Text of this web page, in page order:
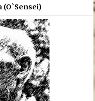
(O`Sensei)